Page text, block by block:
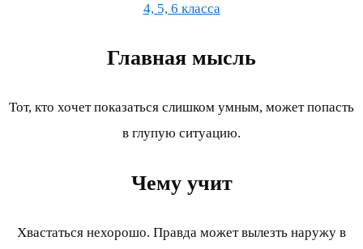
4, 5, 6 класса
Главная мысль
Тот, кто хочет показаться слишком умным, может попасть
в глупую ситуацию.
Чему учит
Хвастаться нехорошо. Правда может вылезть наружу в